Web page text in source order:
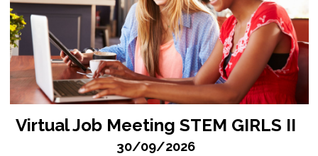
Virtual Job Meeting STEM GIRLS II
30/09/2026